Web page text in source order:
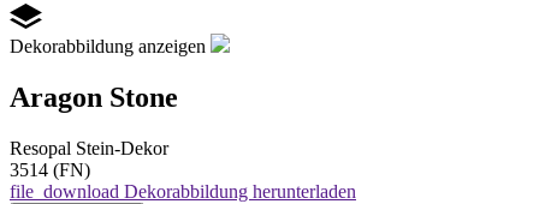
Dekorabbildung anzeigen
Aragon Stone
Resopal Stein-Dekor
3514 (FN)
file_download Dekorabbildung herunterladen